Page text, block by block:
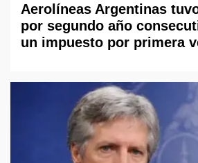
Aerolíneas Argentinas
por segundo año
un impuesto por primera